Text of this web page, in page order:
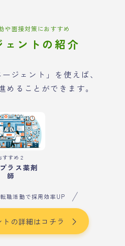
や面接対策におすすめ
ェントの紹介
ジェント」を使えば、
めることができます。
すすめ２
ラス薬剤
師
職活動で採用効率UP
の詳細はコチラ